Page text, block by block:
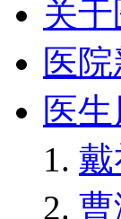
关
医
医
曹